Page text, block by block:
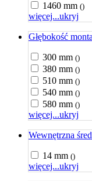
1460 mm ()
więcej...ukryj
Głębokość
300 mm ()
380 mm ()
510 mm ()
540 mm ()
580 mm ()
więcej...ukryj
Wewnętrzna
14 mm ()
więcej...ukryj